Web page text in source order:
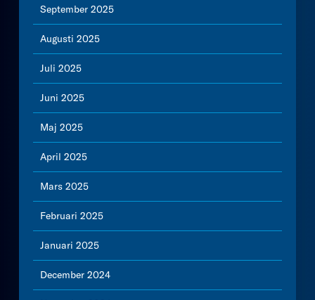
September 2025
Augusti 2025
Juli 2025
Juni 2025
Maj 2025
April 2025
Mars 2025
Februari 2025
Januari 2025
December 2024